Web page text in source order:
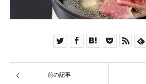
前の記事